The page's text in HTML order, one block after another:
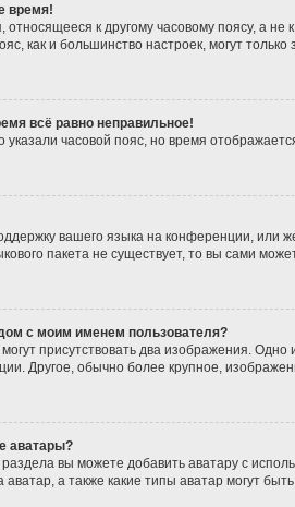
время!
к другому часовому поясу, а не
как и большинство настроек, могут
всё равно неправильное!
указали часовой пояс, но время
вашего языка на конференции, или
пакета не существует, то вы сами
с моим именем пользователя?
присутствовать два изображения.
Другое, обычно более крупное,
аватары?
вы можете добавить аватару с
аватар, а также какие типы аватар могут